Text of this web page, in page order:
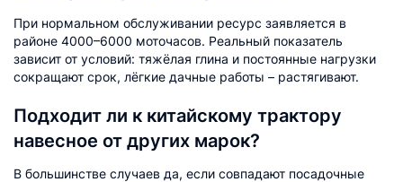
При нормальном обслуживании ресурс заявляется в
районе 4000–6000 моточасов. Реальный показатель
зависит от условий: тяжёлая глина и постоянные нагрузки
сокращают срок, лёгкие дачные работы – растягивают.
Подходит ли к китайскому трактору
навесное от других марок?
В большинстве случаев да, если совпадают посадочные